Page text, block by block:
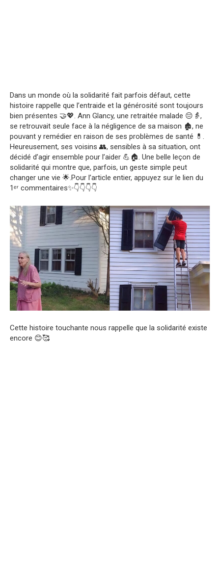
Dans un monde où la solidarité fait parfois défaut, cette
histoire rappelle que l’entraide et la générosité sont toujours
bien présentes 🤝💖. Ann Glancy, une retraitée malade 😔👵,
se retrouvait seule face à la négligence de sa maison 🏚️, ne
pouvant y remédier en raison de ses problèmes de santé 💊.
Heureusement, ses voisins 👥, sensibles à sa situation, ont
décidé d’agir ensemble pour l’aider 💪🏠. Une belle leçon de
solidarité qui montre que, parfois, un geste simple peut
changer une vie 🌟.Pour l’article entier, appuyez sur le lien du
1ᵉʳ commentaires✨👇👇👇👇
Cette histoire touchante nous rappelle que la solidarité existe
encore 😊🥰